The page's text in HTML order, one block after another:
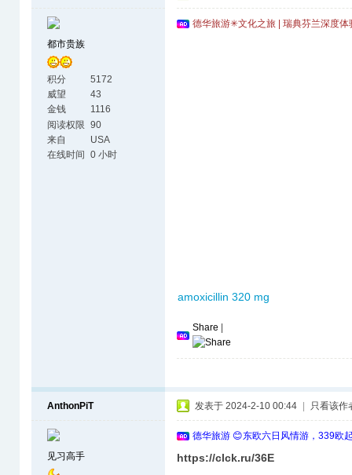
都市贵族
积分
5172
威望
43
金钱
1116
阅读权限 90
来自
USA
在线时间
0 小时
德华旅游✳文化之旅 | 瑞典芬兰深度
amoxicillin 320 mg
Share
AnthonPiT
见习高手
发表于 2024-2-10 00:44 只看该作
德华旅游 😊东欧六日风情游，339欧
https://clck.ru/36E